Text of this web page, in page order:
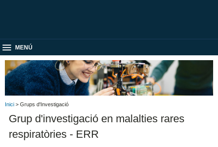
MENÚ
Inici > Grups d'Investigació
Grup d'investigació en malalties rares
respiratòries - ERR